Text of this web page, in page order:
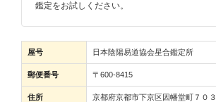
鑑定をお試しください。
屋号 日本陰陽易道協会星合鑑定所
郵便番号 〒600-8415
住所 京都府京都市下京区因幡堂町７０３